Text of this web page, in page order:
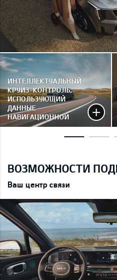
ИНТЕЛЛЕКТУАЛЬНЫЙ
КРУИЗ-КОНТРОЛЬ,
ИСПОЛЬЗУЮЩИЙ
ДАННЫЕ
НАВИГАЦИОННОЙ
СИСТЕМЫ NSCC
ВОЗМОЖНОСТИ
Ваш центр связи